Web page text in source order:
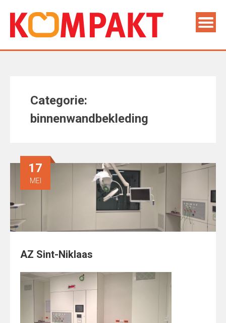
Categorie:
binnenwandbekleding
17
MEI
AZ Sint-Niklaas